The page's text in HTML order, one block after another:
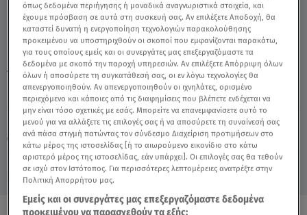
Κυριακή 9 Αυγούστου 2026
29.05.25, 21:28 MEDIA
TAGS: FIRST DATES FIRST DATES ΚΩΝΣΤΑΝΤΙΝΟΣ
όπως δεδομένα περιήγησης ή μοναδικά αναγνωριστικά στοιχεία, και
έχουμε πρόσβαση σε αυτά στη συσκευή σας. Αν επιλέξετε Αποδοχή, θα
καταστεί δυνατή η ενεργοποίηση τεχνολογιών παρακολούθησης
προκειμένου να υποστηριχθούν οι σκοποί που εμφανίζονται παρακάτω,
για τους οποίους εμείς και οι συνεργάτες μας επεξεργαζόμαστε τα
δεδομένα με σκοπό την παροχή υπηρεσιών. Αν επιλέξετε Απόρριψη όλων
όλων ή αποσύρετε τη συγκατάθεσή σας, οι εν λόγω τεχνολογίες θα
απενεργοποιηθούν. Αν απενεργοποιηθούν οι ιχνηλάτες, ορισμένο
περιεχόμενο και κάποιες από τις διαφημίσεις που βλέπετε ενδέχεται να
μην είναι τόσο σχετικές με εσάς. Μπορείτε να επανεμφανίσετε αυτό το
μενού για να αλλάξετε τις επιλογές σας ή να αποσύρετε τη συναίνεσή σας
ανά πάσα στιγμή πατώντας τον σύνδεσμο Διαχείριση προτιμήσεων στο
κάτω μέρος της ιστοσελίδας [ή το αιωρούμενο εικονίδιο στο κάτω
αριστερό μέρος της ιστοσελίδας, εάν υπάρχει]. Οι επιλογές σας θα τεθούν
σε ισχύ στον Ιστότοπος. Για περισσότερες λεπτομέρειες ανατρέξτε στην
Πολιτική Απορρήτου μας.
Εμείς και οι συνεργάτες μας επεξεργαζόμαστε δεδομένα
προκειμένου να παρασχεθούν τα εξής: